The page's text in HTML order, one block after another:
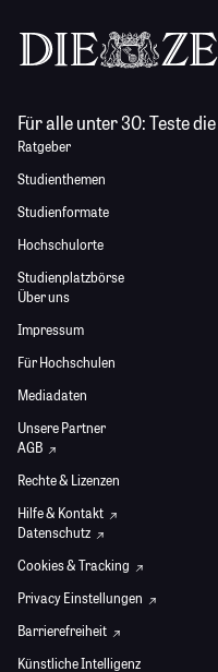
Für alle unter 30:Teste die
Ratgeber
Studienthemen
Studienformate
Hochschulorte
Studienplatzbörse
Über uns
Impressum
Für Hochschulen
Mediadaten
Unsere Partner
AGB
Rechte & Lizenzen
Hilfe & Kontakt
Datenschutz
Cookies & Tracking
Privacy Einstellungen
Barrierefreiheit
Künstliche Intelligenz